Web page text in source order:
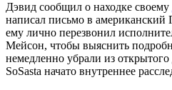
Дэвид сообщил о находке своему
написал письмо в американский
ему лично перезвонил
Мейсон, чтобы выяснить
немедленно убрали из
SoSasta начато внутреннее